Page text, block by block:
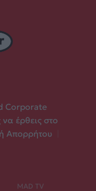
Corporate
έρθεις στο
Απορρήτου
MAD TV